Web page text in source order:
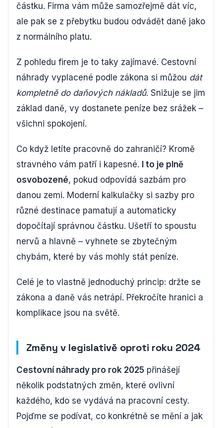
částku. Firma vám může samozřejmě dát víc,
ale pak se z přebytku budou odvádět daně jako
z normálního platu.
Z pohledu firem je to taky zajímavé. Cestovní
náhrady vyplacené podle zákona si můžou dát
kompletně do daňových nákladů. Snižuje se jim
základ daně, vy dostanete peníze bez srážek –
všichni spokojení.
Co když letíte pracovně do zahraničí? Kromě
stravného vám patří i kapesné. I to je plně
osvobozené, pokud odpovídá sazbám pro
danou zemi. Moderní kalkulačky si sazby pro
různé destinace pamatují a automaticky
dopočítají správnou částku. Ušetří to spoustu
nervů a hlavně – vyhnete se zbytečným
chybám, které by vás mohly stát peníze.
Celé je to vlastně jednoduchý princip: držte se
zákona a daně vás netrápí. Překročíte hranici a
komplikace jsou na světě.
Změny v legislativě oproti roku 2024
Cestovní náhrady pro rok 2025 přinášejí
několik podstatných změn, které ovlivní
každého, kdo se vydává na pracovní cesty.
Pojďme se podívat, co konkrétně se mění a jak